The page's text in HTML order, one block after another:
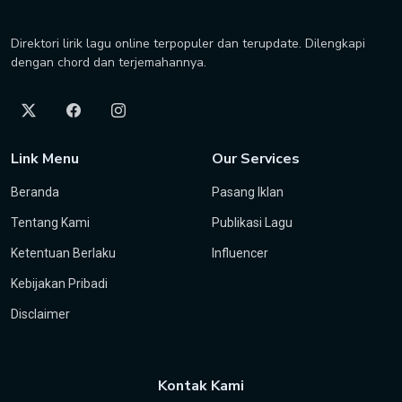
Direktori lirik lagu online terpopuler dan terupdate. Dilengkapi
dengan chord dan terjemahannya.
Link Menu
Beranda
Tentang Kami
Ketentuan Berlaku
Kebijakan Pribadi
Disclaimer
Our Services
Pasang Iklan
Publikasi Lagu
Influencer
Kontak Kami